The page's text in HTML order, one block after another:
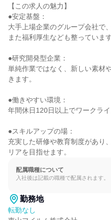
【この求人の魅力】
●安定基盤：
大手上場企業のグループ会社で
また福利厚生なども整っています
●研究開発型企業：
単純作業ではなく、新しい素材
きます。
●働きやすい環境：
年間休日120日以上でワークラ
●スキルアップの場：
充実した研修や教育制度があり
リアを目指せます。
配属職種について
入社後は記載の職種で配属されます。
勤務地
転勤なし